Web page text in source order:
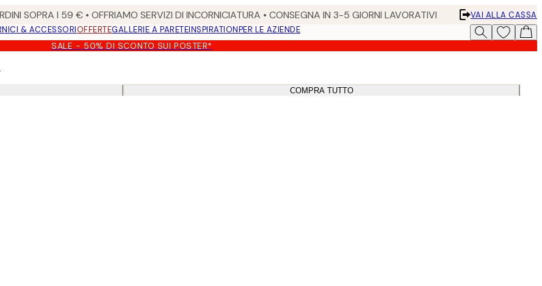
SOPRA I 59 € • OFFRIAMO SERVIZI DI INCORNICIATURA • CONSEGNA IN 3-5 GIORNI LAVORATIVI
VAI ALLA CASSA
& ACCESSORIOFFERTEGALLERIE A PARETEINSPIRATIONPER LE AZIENDE
SALE - 50% DI SCONTO SUI POSTER*
COMPRA TUTTO